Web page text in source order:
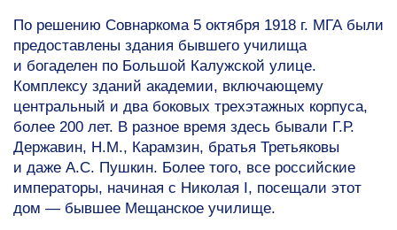
По решению Совнаркома 5 октября 1918 г. МГА были
предоставлены здания бывшего училища
и богаделен по Большой Калужской улице.
Комплексу зданий академии, включающему
центральный и два боковых трехэтажных корпуса,
более 200 лет. В разное время здесь бывали Г.Р.
Державин, Н.М., Карамзин, братья Третьяковы
и даже А.С. Пушкин. Более того, все российские
императоры, начиная с Николая I, посещали этот
дом — бывшее Мещанское училище.